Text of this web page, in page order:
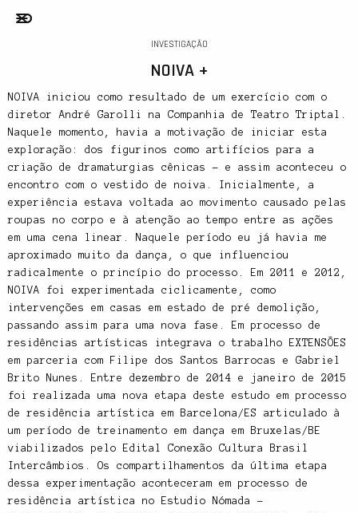
INVESTIGAÇÃO
NOIVA +
NOIVA iniciou como resultado de um exercício com o
diretor André Garolli na Companhia de Teatro Triptal.
Naquele momento, havia a motivação de iniciar esta
exploração: dos figurinos como artifícios para a
criação de dramaturgias cênicas – e assim aconteceu o
encontro com o vestido de noiva. Inicialmente, a
experiência estava voltada ao movimento causado pelas
roupas no corpo e à atenção ao tempo entre as ações
em uma cena linear. Naquele período eu já havia me
aproximado muito da dança, o que influenciou
radicalmente o princípio do processo. Em 2011 e 2012,
NOIVA foi experimentada ciclicamente, como
intervenções em casas em estado de pré demolição,
passando assim para uma nova fase. Em processo de
residências artísticas integrava o trabalho EXTENSÕES
em parceria com Filipe dos Santos Barrocas e Gabriel
Brito Nunes. Entre dezembro de 2014 e janeiro de 2015
foi realizada uma nova etapa deste estudo em processo
de residência artística em Barcelona/ES articulado à
um período de treinamento em dança em Bruxelas/BE
viabilizados pelo Edital Conexão Cultura Brasil
Intercâmbios. Os compartilhamentos da última etapa
dessa experimentação aconteceram em processo de
residência artística no Estudio Nómada –